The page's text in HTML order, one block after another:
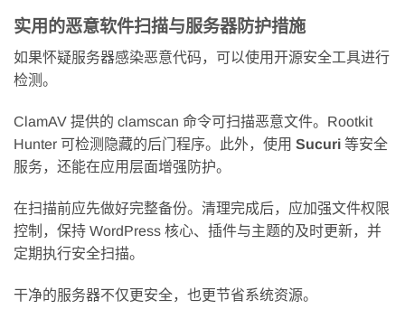
实用的恶意软件扫描与服务器防护措施
如果怀疑服务器感染恶意代码，可以使用开源安全工具进行
检测。
ClamAV 提供的 clamscan 命令可扫描恶意文件。Rootkit
Hunter 可检测隐藏的后门程序。此外，使用 Sucuri 等安全
服务，还能在应用层面增强防护。
在扫描前应先做好完整备份。清理完成后，应加强文件权限
控制，保持 WordPress 核心、插件与主题的及时更新，并
定期执行安全扫描。
干净的服务器不仅更安全，也更节省系统资源。